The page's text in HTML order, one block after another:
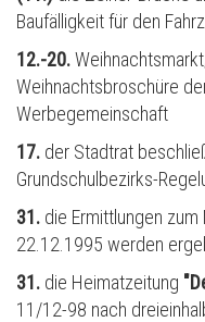
Baufälligkeit für den
12.-20.
Weihnachtsbroschüre
Werbegemeinschaft
17. der Stadtrat
Grundschulbezirks-
31. die Ermittlungen
22.12.1995 werden
31. die Heimatzeitung
11/12-98 nach